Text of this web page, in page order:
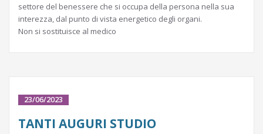
settore del benessere che si occupa della persona nella sua
interezza, dal punto di vista energetico degli organi.
Non si sostituisce al medico
23/06/2023
TANTI AUGURI STUDIO